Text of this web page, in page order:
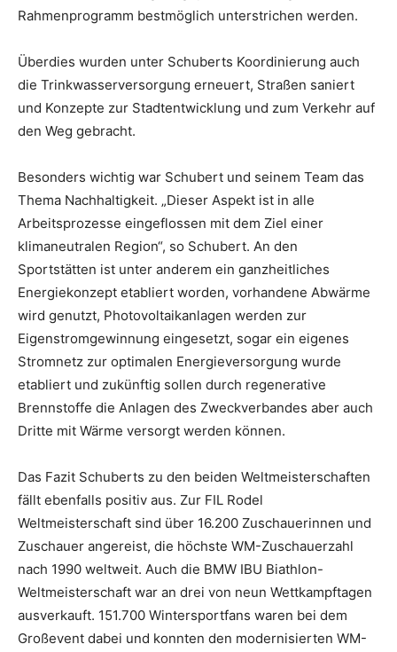
Rahmenprogramm bestmöglich unterstrichen werden.
Überdies wurden unter Schuberts Koordinierung auch
die Trinkwasserversorgung erneuert, Straßen saniert
und Konzepte zur Stadtentwicklung und zum Verkehr auf
den Weg gebracht.
Besonders wichtig war Schubert und seinem Team das
Thema Nachhaltigkeit. „Dieser Aspekt ist in alle
Arbeitsprozesse eingeflossen mit dem Ziel einer
klimaneutralen Region“, so Schubert. An den
Sportstätten ist unter anderem ein ganzheitliches
Energiekonzept etabliert worden, vorhandene Abwärme
wird genutzt, Photovoltaikanlagen werden zur
Eigenstromgewinnung eingesetzt, sogar ein eigenes
Stromnetz zur optimalen Energieversorgung wurde
etabliert und zukünftig sollen durch regenerative
Brennstoffe die Anlagen des Zweckverbandes aber auch
Dritte mit Wärme versorgt werden können.
Das Fazit Schuberts zu den beiden Weltmeisterschaften
fällt ebenfalls positiv aus. Zur FIL Rodel
Weltmeisterschaft sind über 16.200 Zuschauerinnen und
Zuschauer angereist, die höchste WM-Zuschauerzahl
nach 1990 weltweit. Auch die BMW IBU Biathlon-
Weltmeisterschaft war an drei von neun Wettkampftagen
ausverkauft. 151.700 Wintersportfans waren bei dem
Großevent dabei und konnten den modernisierten WM-